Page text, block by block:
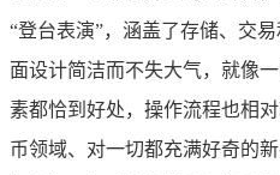
“登台表演”，涵盖了存储、交
面设计简洁而不失大气，就像
素都恰到好处，操作流程也相
币领域、对一切都充满好奇的